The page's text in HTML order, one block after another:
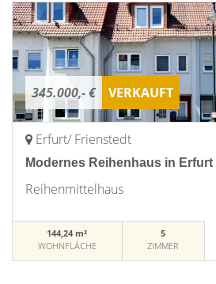
345.000,- € VERKAUFT
Erfurt/ Frienstedt
Modernes Reihenhaus in
Reihenmittelhaus
144,24 m²
WOHNFLÄCHE
5
ZIMMER